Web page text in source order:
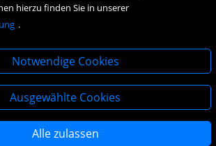
hierzu finden Sie in unserer
.
Notwendige Cookies
Ausgewählte Cookies
Alle zulassen